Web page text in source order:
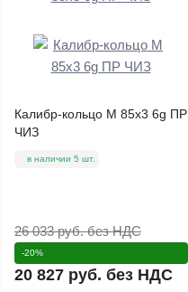
Калибр-кольцо М 85х3 6g ПР
ЧИЗ
в наличии 5 шт.
26 033 руб.без НДС
-20%
20 827 руб. без НДС